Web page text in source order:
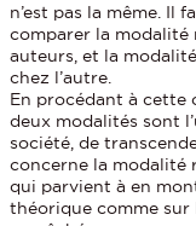
n’est pas la même. Il
comparer la modalité
auteurs, et la
chez l’autre.
En procédant à cette
deux modalités sont
société, de
concerne la modalité
qui parvient à en
théorique comme